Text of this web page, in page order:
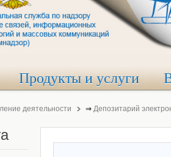
Продукты и услуги
деятельности ⇒ Депозитарий